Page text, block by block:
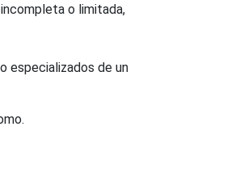
o limitada,
especializados de un